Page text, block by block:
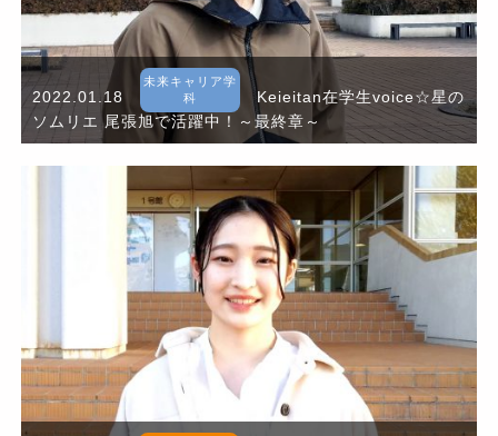
2022.01.18
未来キャリア学
科
Keieitan在学生voice☆星の
ソムリエ 尾張旭で活躍中！～最終章～